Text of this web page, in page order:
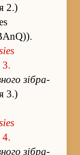
2.)
зі­бра­
3.)
зі­бра­